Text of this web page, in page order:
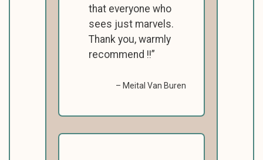
that everyone who
sees just marvels.
Thank you, warmly
recommend !!
Meital Van Buren